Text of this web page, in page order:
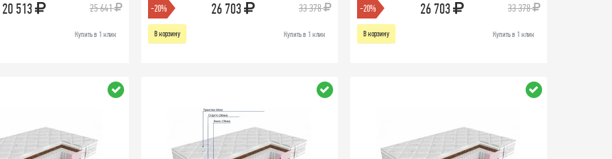
20 513 25 641
Купить в 1 клик
-20% 26 703 33 378
В корзину Купить в 1 клик
-20% 26 703 33 378
В корзину Купить в 1 клик